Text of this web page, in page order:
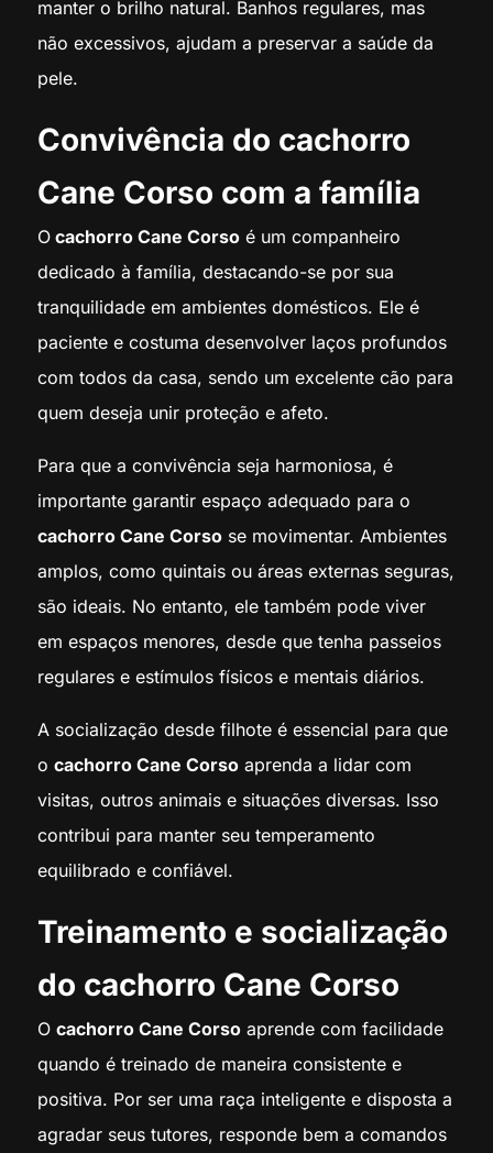
manter o brilho natural. Banhos regulares, mas
não excessivos, ajudam a preservar a saúde da
pele.
Convivência do cachorro
Cane Corso com a família
Ocachorro Cane Corsoé um companheiro
dedicado à família, destacando-se por sua
tranquilidade em ambientes domésticos. Ele é
paciente e costuma desenvolver laços profundos
com todos da casa, sendo um excelente cão para
quem deseja unir proteção e afeto.
Para que a convivência seja harmoniosa, é
importante garantir espaço adequado para o
cachorro Cane Corsose movimentar. Ambientes
amplos, como quintais ou áreas externas seguras,
são ideais. No entanto, ele também pode viver
em espaços menores, desde que tenha passeios
regulares e estímulos físicos e mentais diários.
A socialização desde filhote é essencial para que
o cachorro Cane Corsoaprenda a lidar com
visitas, outros animais e situações diversas. Isso
contribui para manter seu temperamento
equilibrado e confiável.
Treinamento e socialização
do cachorro Cane Corso
O cachorro Cane Corsoaprende com facilidade
quando é treinado de maneira consistente e
positiva. Por ser uma raça inteligente e disposta a
agradar seus tutores, responde bem a comandos